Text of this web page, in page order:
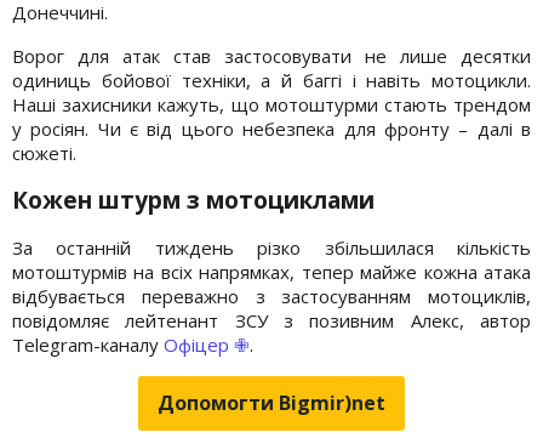
Донеччині.
Ворог для атак став застосовувати не лише десятки
одиниць бойової техніки, а й баггі і навіть мотоцикли.
Наші захисники кажуть, що мотоштурми стають трендом
у росіян. Чи є від цього небезпека для фронту – далі в
сюжеті.
Кожен штурм з мотоциклами
За останній тиждень різко збільшилася кількість
мотоштурмів на всіх напрямках, тепер майже кожна атака
відбувається переважно з застосуванням мотоциклів,
повідомляє лейтенант ЗСУ з позивним Алекс, автор
Telegram-каналу Офіцер ✙.
Допомогти Bigmir)net